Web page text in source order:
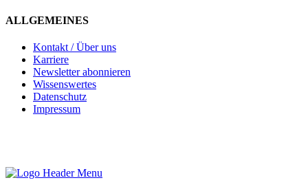
ALLGEMEINES
Kontakt / Über uns
Karriere
Newsletter abonnieren
Wissenswertes
Datenschutz
Impressum